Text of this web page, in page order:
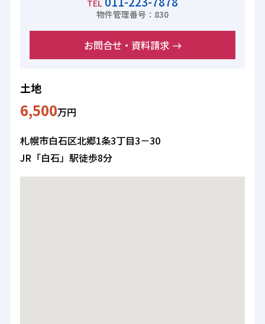
物件管理番号：830
お問合せ・資料請求
土地
6,500万円
札幌市白石区北郷1条3丁目3－30
JR「白石」駅徒歩8分